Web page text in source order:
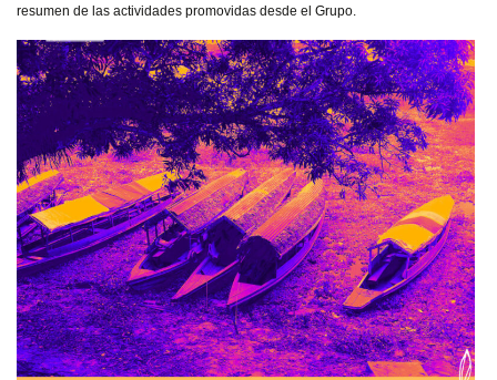
resumen de las actividades promovidas desde el Grupo.